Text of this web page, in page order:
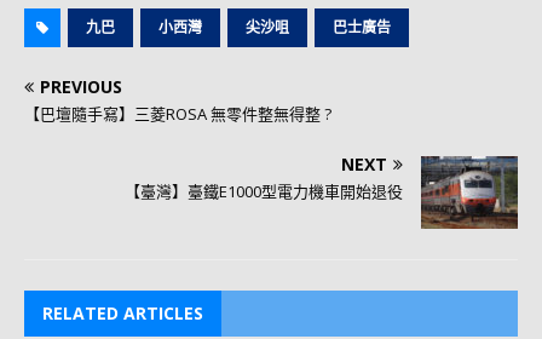
九巴 小西灣 尖沙咀 巴士廣告
PREVIOUS
【巴壇隨手寫】三菱ROSA 無零件整無得整 ?
NEXT
【臺灣】臺鐵E1000型電力機車開始退役
RELATED ARTICLES